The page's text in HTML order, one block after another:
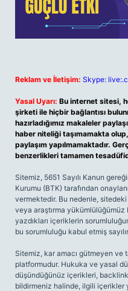
Reklam ve İletişim: Skype:
Yasal Uyarı: Bu internet sitesi,
şirketi ile hiçbir bağlantısı
hazırladığımız makaleler
haber niteliği taşımamakta
paylaşım yapılmamaktadır.
benzerlikleri tamamen
Sitemiz, 5651 Sayılı Kanun
Kurumu (BTK) tarafından
vermektedir. Bu nedenle,
veya araştırma
yazdıkları içeriklerin
bu sorumluluğu kabul etmiş
Sitemiz, kar amacı gütmeyen ve
platformudur. Hukuka ve yasal
düşündüğünüz içerikleri,
bildirmeniz halinde, ilgili içerikler